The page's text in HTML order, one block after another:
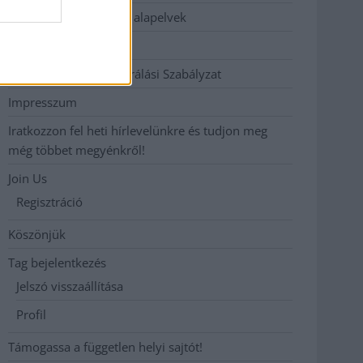
Etikai és függetlenségi alapelvek
Hozzászólási és Moderálási Szabályzat
Impresszum
Iratkozzon fel heti hírlevelünkre és tudjon meg
még többet megyénkről!
Join Us
Regisztráció
Köszönjük
Tag bejelentkezés
Jelszó visszaállítása
Profil
Támogassa a független helyi sajtót!